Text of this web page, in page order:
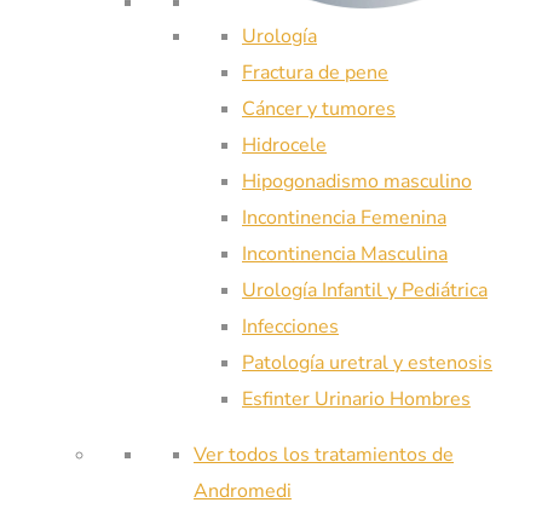
Urología
Fractura de pene
Cáncer y tumores
Hidrocele
Hipogonadismo masculino
Incontinencia Femenina
Incontinencia Masculina
Urología Infantil y Pediátrica
Infecciones
Patología uretral y estenosis
Esfinter Urinario Hombres
Ver todos los tratamientos de
Andromedi